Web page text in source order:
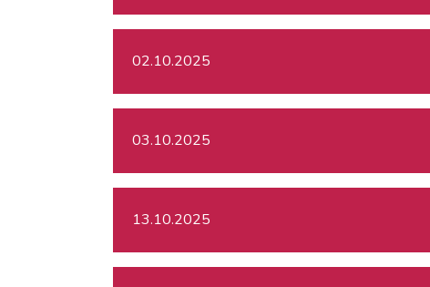
02.10.2025
03.10.2025
13.10.2025